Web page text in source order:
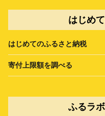
はじめ
はじめてのふるさと納税
寄付上限額を調べる
ふるラ